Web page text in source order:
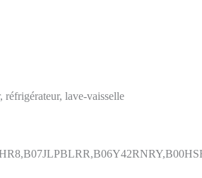
réfrigérateur, lave-vaisselle